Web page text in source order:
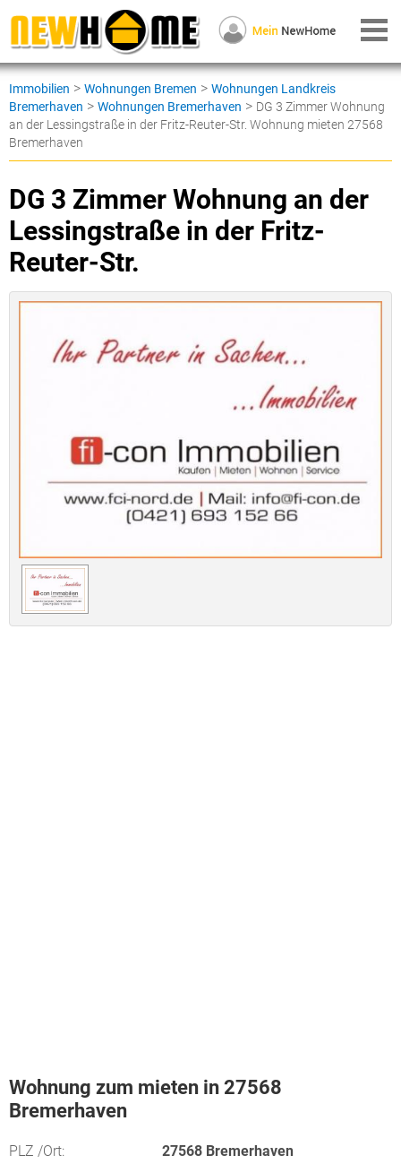
Immobilien > Wohnungen Bremen > Wohnungen Landkreis
Bremerhaven > Wohnungen Bremerhaven > DG 3 Zimmer Wohnung
an der Lessingstraße in der Fritz-Reuter-Str. Wohnung mieten 27568
Bremerhaven
DG 3 Zimmer Wohnung an der
Lessingstraße in der Fritz-
Reuter-Str.
Wohnung zum mieten in 27568
Bremerhaven
PLZ /Ort:
27568 Bremerhaven